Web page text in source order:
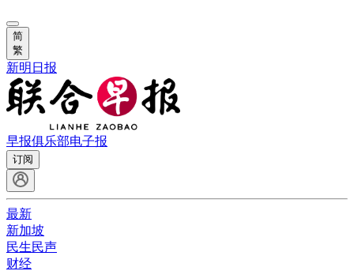
简
繁
新明日报
早报俱乐部电子报
订阅
最新
新加坡
民生民声
财经